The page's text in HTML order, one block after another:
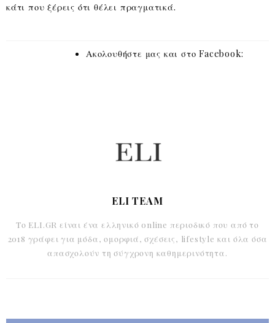
κάτι που ξέρεις ότι θέλει πραγματικά.
Ακολουθήστε μας και στο Facebook:
ELI TEAM
Το ELI.GR είναι ένα ελληνικό online περιοδικό που από το
2018 γράφει για μόδα, ομορφιά, σχέσεις, lifestyle και όλα όσα
απασχολούν τη σύγχρονη καθημερινότητα.